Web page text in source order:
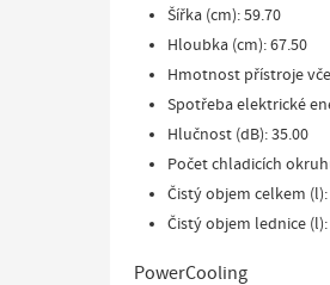
Šířka (cm): 59.70
Hloubka (cm): 67.50
Hmotnost přístroje
Spotřeba elektrické
Hlučnost (dB): 35.00
Počet chladicích
Čistý objem celkem (l):
Čistý objem lednice (l):
PowerCooling